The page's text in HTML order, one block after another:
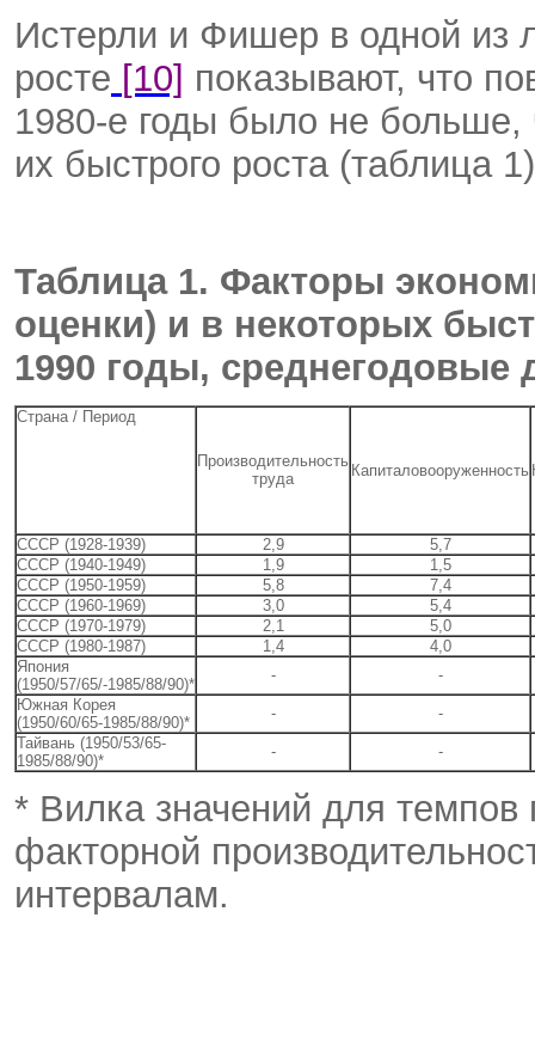
Истерли и Фишер в одной из
росте [10] показывают, что
1980-е годы было не
их быстрого роста (таблица
Таблица 1. Факторы
оценки) и в некоторых
1990 годы,
Страна / Период
Производительность
труда
Капиталовооруженность
СССР (1928-1939) 2,9
5,7
СССР (1940-1949)
1,9
1,5
СССР (1950-1959)
5,8
7,4
СССР (1960-1969)
3,0
5,4
СССР (1970-1979)
2,1
5,0
СССР (1980-1987)
1,4
4,0
Япония
(1950/57/65/-1985/88/90)*
-
-
Южная Корея
(1950/60/65-1985/88/90)*
-
-
Тайвань (1950/53/65-
1985/88/90)*
- -
* Вилка значений для темпов
факторной
интервалам.